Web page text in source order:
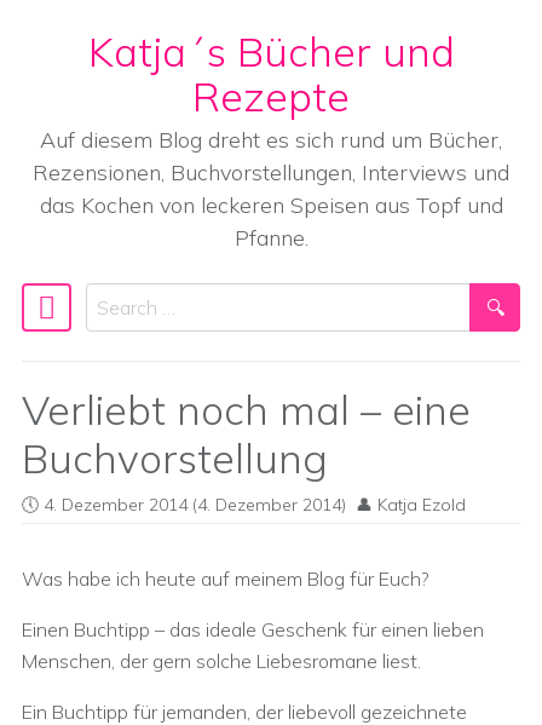
Skip to content
Katja´s Bücher und
Rezepte
Auf diesem Blog dreht es sich rund um Bücher,
Rezensionen, Buchvorstellungen, Interviews und
das Kochen von leckeren Speisen aus Topf und
Pfanne.
Main Navigation
Search
Verliebt noch mal – eine
Buchvorstellung
4. Dezember 2014(4. Dezember 2014) Katja Ezold
Was habe ich heute auf meinem Blog für Euch?
Einen Buchtipp – das ideale Geschenk für einen lieben
Menschen, der gern solche Liebesromane liest.
Ein Buchtipp für jemanden, der liebevoll gezeichnete